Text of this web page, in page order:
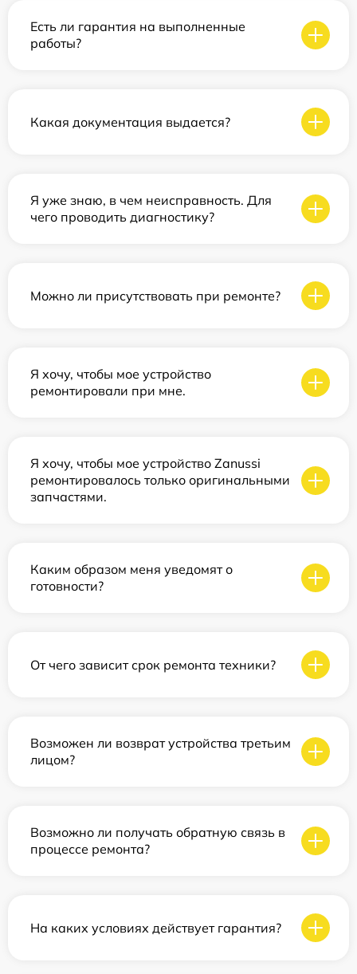
Есть ли гарантия на выполненные
работы?
Какая документация выдается?
Я уже знаю, в чем неисправность. Для
чего проводить диагностику?
Можно ли присутствовать при ремонте?
Я хочу, чтобы мое устройство
ремонтировали при мне.
Я хочу, чтобы мое устройство Zanussi
ремонтировалось только оригинальными
запчастями.
Каким образом меня уведомят о
готовности?
От чего зависит срок ремонта техники?
Возможен ли возврат устройства третьим
лицом?
Возможно ли получать обратную связь в
процессе ремонта?
На каких условиях действует гарантия?